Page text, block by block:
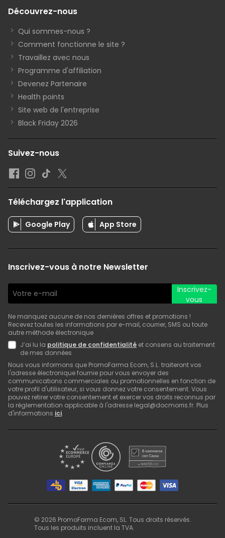
Découvrez-nous
Qui sommes-nous ?
Comment fonctionne le site ?
Travaillez avec nous
Programme d'affiliation
Devenez Partenaire
Health points
Site web de l'entreprise
Black Friday 2026
Suivez-nous
Téléchargez l'application
Google Play App Store
Inscrivez-vous à notre Newsletter
Inscrivez-
vous
Ne manquez aucune de nos dernières offres et promotions !
Recevez toutes les informations par e-mail, courrier, SMS ou toute
autre méthode électronique
J’ai lu la politique de confidentialité et consens au traitement
de mes données
Nous vous informons que PromoFarma Ecom, S.L. traiteront vos
l'adresse électronique fournie pour vous envoyer des
communications commerciales ou promotionnelles en fonction de
votre profil d'utilisateur, si vous donnez votre consentement. Vous
pouvez retirer votre consentement et exercer vos droits reconnus par
la réglementation applicable à l'adresse legal@docmorris.fr. Plus
d'informations ici.
© 2026 PromoFarma Ecom, SL. Tous droits réservés.
Tous les produits incluent la TVA.